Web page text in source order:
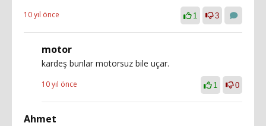
10 yıl önce 1 3
motor
kardeş bunlar motorsuz bile uçar.
10 yıl önce 1 0
Ahmet